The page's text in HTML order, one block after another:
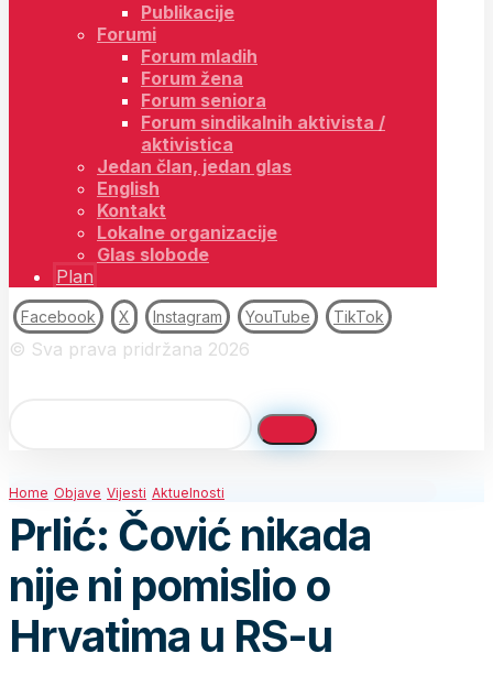
Publikacije
Forumi
Forum mladih
Forum žena
Forum seniora
Forum sindikalnih aktivista /
aktivistica
Jedan član, jedan glas
English
Kontakt
Lokalne organizacije
Glas slobode
Plan
Facebook X Instagram YouTube TikTok
© Sva prava pridržana 2026
Home Objave Vijesti Aktuelnosti
Prlić: Čović nikada
nije ni pomislio o
Hrvatima u RS-u